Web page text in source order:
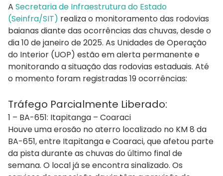
A Secretaria de Infraestrutura do Estado
(Seinfra/SIT) realiza o monitoramento das rodovias
baianas diante das ocorrências das chuvas, desde o
dia 10 de janeiro de 2025. As Unidades de Operação
do Interior (UOP) estão em alerta permanente e
monitorando a situação das rodovias estaduais. Até
o momento foram registradas 19 ocorrências:
Tráfego Parcialmente Liberado:
1 – BA-651: Itapitanga – Coaraci
Houve uma erosão no aterro localizado no KM 8 da
BA-651, entre Itapitanga e Coaraci, que afetou parte
da pista durante as chuvas do último final de
semana. O local já se encontra sinalizado. Os